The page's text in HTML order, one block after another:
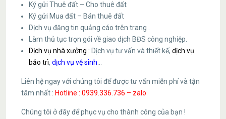
Ký gửi Thuê đất – Cho thuê đất
Ký gửi Mua đất – Bán thuê đất
Dịch vụ đăng tin quảng cáo trên trang .
Làm thủ tục trọn gói về giao dịch BĐS công nghiệp.
Dịch vụ nhà xưởng : Dịch vụ tư vấn và thiết kế, dịch vụ
bảo trì, dịch vụ vệ sinh
Liên hệ ngay với chúng tôi để được tư vấn miễn phí và tận
tâm nhất : Hotline : 0939.336.736 – zalo
Chúng tôi ở đây để phục vụ cho thành công của bạn !